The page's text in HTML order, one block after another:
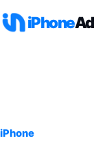
iPhone
iPhone